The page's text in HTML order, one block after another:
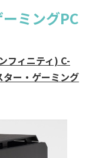
ミングPC
フィニティ) C-
ー・ゲーミング